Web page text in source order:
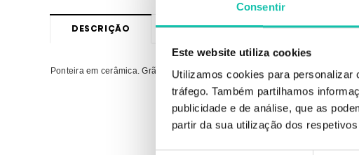
Consentir
Este website utiliza cookies
Utilizamos cookies para personalizar
tráfego. Também partilhamos
publicidade e de análise, que as
partir da sua utilização dos
DESCRIÇÃO OPINIÕES
Ponteira em cerâmica. Grão Médio. Para remoção de gel, acrílico ou dipping.
Comprar Brocas e Ponteiras Drill ANDREIA MELHOR PREÇO | Comprar